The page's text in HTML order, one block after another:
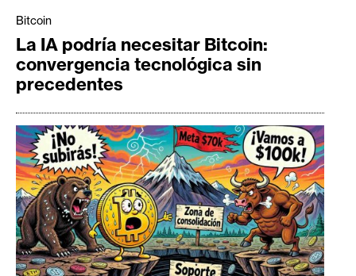
Bitcoin
La IA podría necesitar Bitcoin:
convergencia tecnológica sin
precedentes